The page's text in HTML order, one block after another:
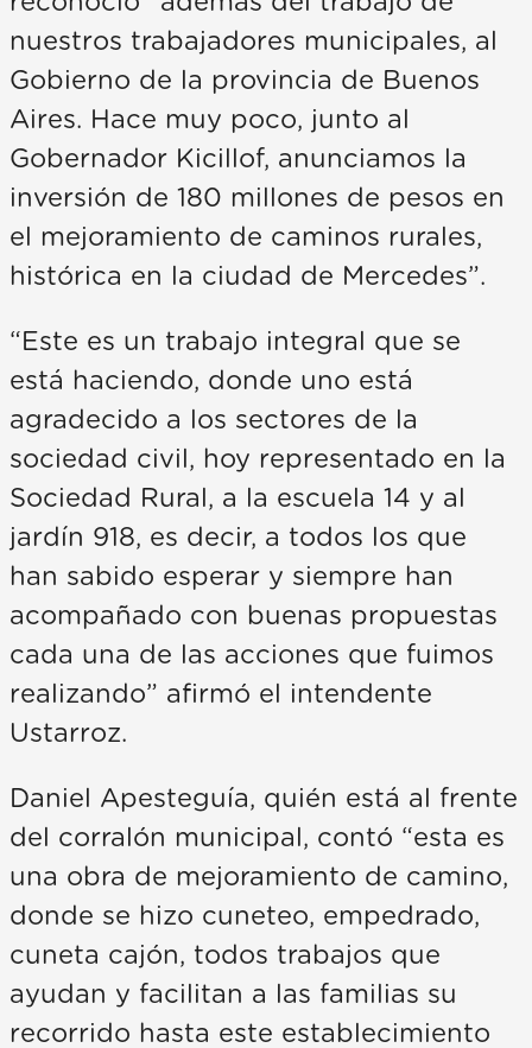
nuestros trabajadores municipales, al
Gobierno de la provincia de Buenos
Aires. Hace muy poco, junto al
Gobernador Kicillof, anunciamos la
inversión de 180 millones de pesos en
el mejoramiento de caminos rurales,
histórica en la ciudad de Mercedes”.
“Este es un trabajo integral que se
está haciendo, donde uno está
agradecido a los sectores de la
sociedad civil, hoy representado en la
Sociedad Rural, a la escuela 14 y al
jardín 918, es decir, a todos los que
han sabido esperar y siempre han
acompañado con buenas propuestas
cada una de las acciones que fuimos
realizando” afirmó el intendente
Ustarroz.
Daniel Apesteguía, quién está al frente
del corralón municipal, contó “esta es
una obra de mejoramiento de camino,
donde se hizo cuneteo, empedrado,
cuneta cajón, todos trabajos que
ayudan y facilitan a las familias su
recorrido hasta este establecimiento